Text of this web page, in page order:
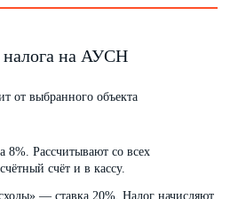
налога на АУСН
от выбранного объекта
8%. Рассчитывают со всех
счёт и в кассу.
— ставка 20%. Налог начисляют